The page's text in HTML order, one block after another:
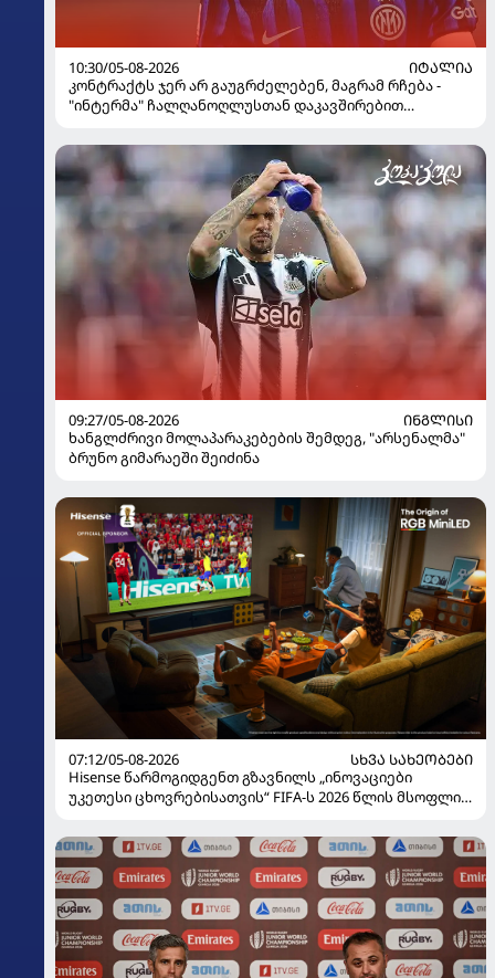
10:30/05-08-2026
ᲘᲢᲐᲚᲘᲐ
კონტრაქტს ჯერ არ გაუგრძელებენ, მაგრამ რჩება -
"ინტერმა" ჩალღანოღლუსთან დაკავშირებით
09:27/05-08-2026
ᲘᲜᲒᲚᲘᲡᲘ
ხანგლძრივი მოლაპარაკებების შემდეგ, "არსენალმა"
ბრუნო გიმარაეში შეიძინა
07:12/05-08-2026
ᲡᲮᲕᲐ ᲡᲐᲮᲔᲝᲑᲔᲑᲘ
Hisense წარმოგიდგენთ გზავნილს „ინოვაციები
უკეთესი ცხოვრებისათვის“ FIFA-ს 2026 წლის მსოფლიო